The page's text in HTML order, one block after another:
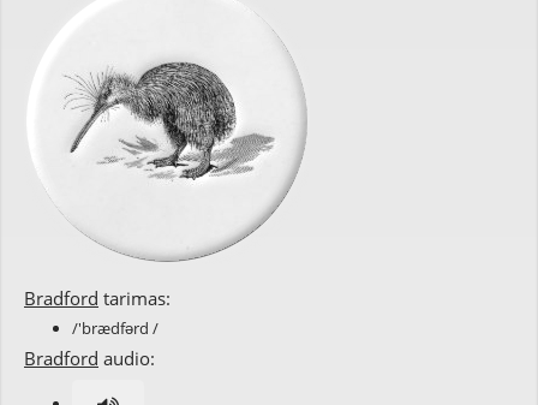
Bradford tarimas:
/'brædfərd /
Bradford audio: